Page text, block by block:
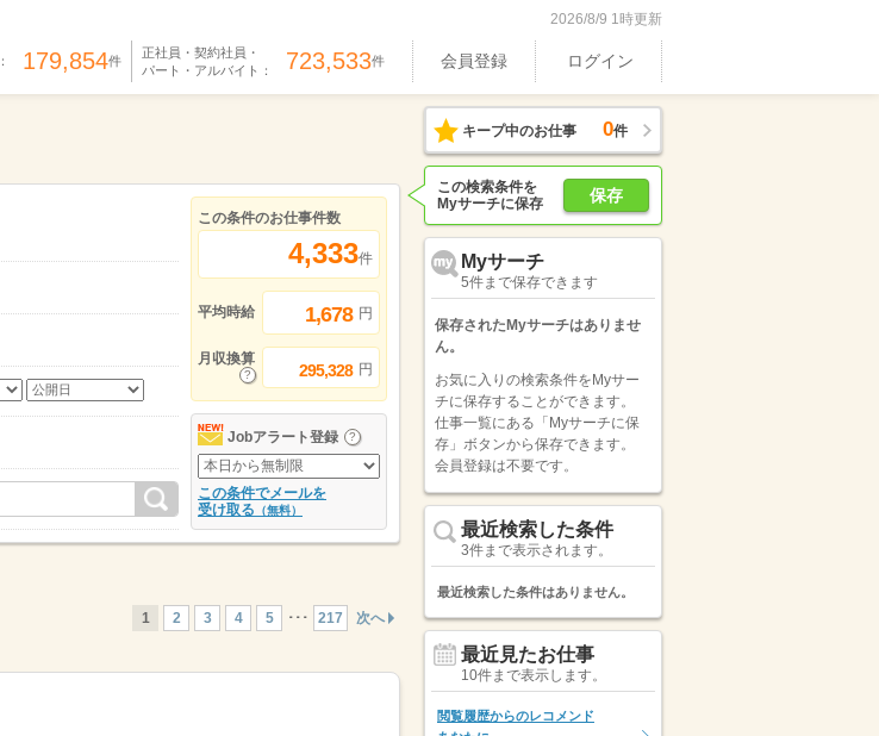
2026/8/9 1時更新
179,854件
正社員・契約社員・
パート・アルバイト： 723,533件 会員登録 ログイン
この条件のお仕事件数
4,333件
平均時給 1,678 円
月収換算
295,328 円
Jobアラート登録
この条件でメールを
受け取る （無料）
1 2 3 4 5 ･･･ 217 次へ
キープ中のお仕事 0件
保存
この検索条件を
Myサーチに保存
Myサーチ
5件まで保存できます
保存されたMyサーチはありませ
ん。
お気に入りの検索条件をMyサー
チに保存することができます。
仕事一覧にある「Myサーチに保
存」ボタンから保存できます。
会員登録は不要です。
最近検索した条件
3件まで表示されます。
最近検索した条件はありません。
最近見たお仕事
10件まで表示します。
閲覧履歴からのレコメンド